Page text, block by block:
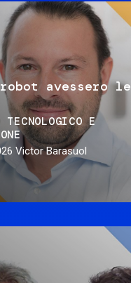
avessero le
TECNOLOGICO E
Victor Barasuol